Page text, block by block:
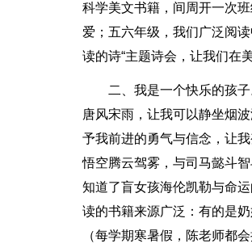
科学美文书籍，间周开一次
爱；五六年级，我们广泛阅
读的诗“主题诗会，让我们在
二、我是一个快乐的孩
唐风宋雨，让我可以静坐烟
予我前进的勇气与信念，让
悟空腾云驾雾，与司马懿斗
知道了盲女孩海伦凯勒与命
读的书籍来源广泛：有的是
（每学期寒暑假，陈老师都